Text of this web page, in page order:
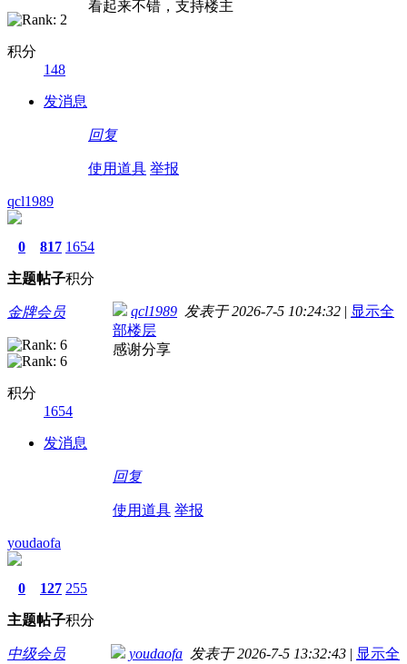
积分
148
发消息
看起来不错，支持楼主
回复
使用道具 举报
qcl1989
0
主题
817
帖子
1654
积分
金牌会员
积分
1654
发消息
qcl1989 发表于 2026-7-5 10:24:32 | 显示全
部楼层
感谢分享
回复
使用道具 举报
youdaofa
0
主题
127
帖子
255
积分
中级会员 youdaofa 发表于 2026-7-5 13:32:43 | 显示全